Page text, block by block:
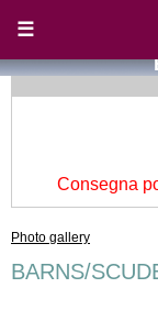
☰
Consegna
Photo gallery
BARNS/